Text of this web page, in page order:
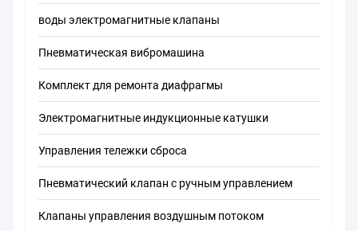
воды электромагнитные клапаны
Пневматическая вибромашина
Комплект для ремонта диафрагмы
Электромагнитные индукционные катушки
Управления тележки сброса
Пневматический клапан с ручным управлением
Клапаны управления воздушным потоком